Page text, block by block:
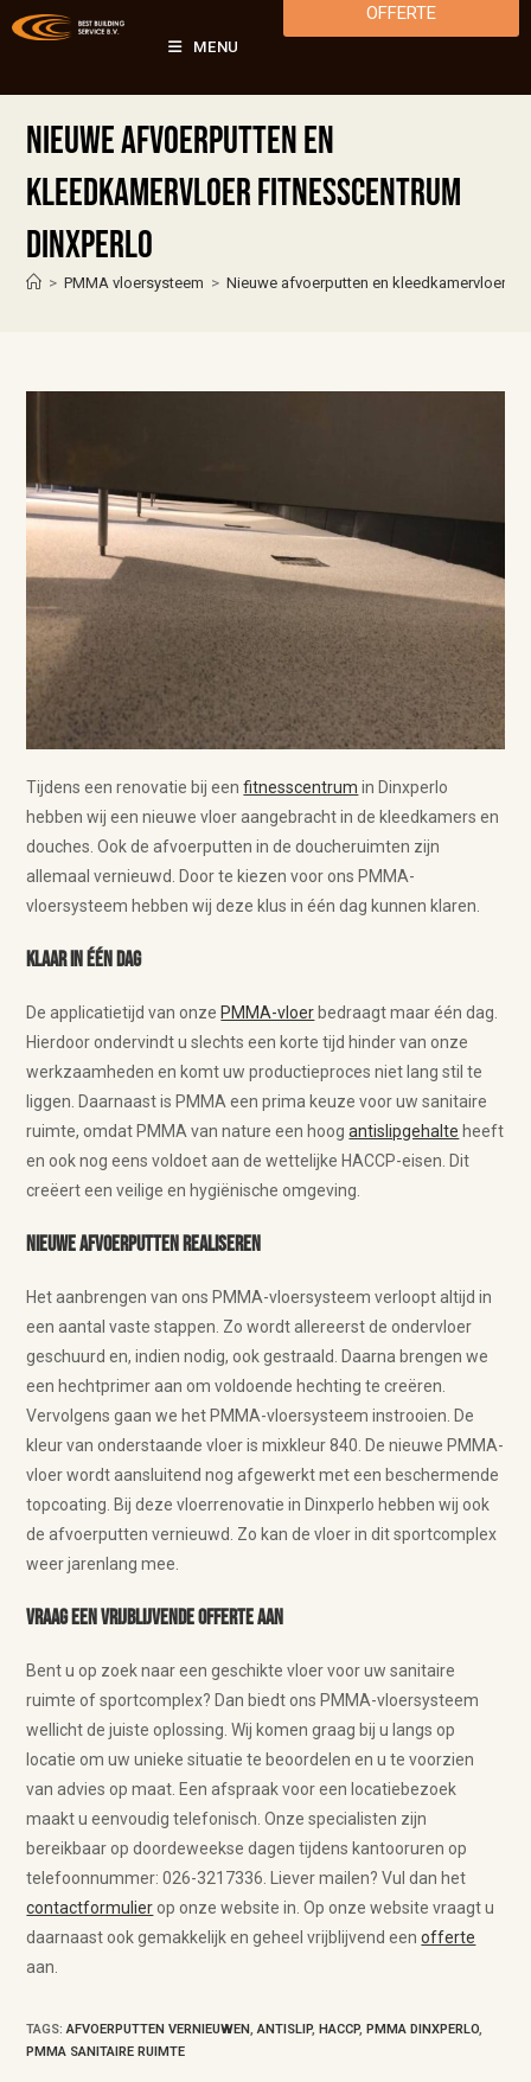
MENU
OFFERTE
Nieuwe afvoerputten en
kleedkamervloer fitnesscentrum
Dinxperlo
> PMMA vloersysteem > Nieuwe afvoerputten en kleedkamervloer
Tijdens een renovatie bij eenfitnesscentrum in Dinxperlo
hebben wij een nieuwe vloer aangebracht in de kleedkamers en
douches. Ook de afvoerputten in de doucheruimten zijn
allemaal vernieuwd. Door te kiezen voor ons PMMA-
vloersysteem hebben wij deze klus in één dag kunnen klaren.
Klaar in één dag
De applicatietijd van onze PMMA-vloer bedraagt maar één dag.
Hierdoor ondervindt u slechts een korte tijd hinder van onze
werkzaamheden en komt uw productieproces niet lang stil te
liggen. Daarnaast is PMMA een prima keuze voor uw sanitaire
ruimte, omdat PMMA van nature een hoogantislipgehalte heeft
en ook nog eens voldoet aan de wettelijke HACCP-eisen. Dit
creëert een veilige en hygiënische omgeving.
Nieuwe afvoerputten realiseren
Het aanbrengen van ons PMMA-vloersysteem verloopt altijd in
een aantal vaste stappen. Zo wordt allereerst de ondervloer
geschuurd en, indien nodig, ook gestraald. Daarna brengen we
een hechtprimer aan om voldoende hechting te creëren.
Vervolgens gaan we het PMMA-vloersysteem instrooien. De
kleur van onderstaande vloer is mixkleur 840. De nieuwe PMMA-
vloer wordt aansluitend nog afgewerkt met een beschermende
topcoating. Bij deze vloerrenovatie in Dinxperlo hebben wij ook
de afvoerputten vernieuwd. Zo kan de vloer in dit sportcomplex
weer jarenlang mee.
Vraag een vrijblijvende offerte aan
Bent u op zoek naar een geschikte vloer voor uw sanitaire
ruimte of sportcomplex? Dan biedt ons PMMA-vloersysteem
wellicht de juiste oplossing. Wij komen graag bij u langs op
locatie om uw unieke situatie te beoordelen en u te voorzien
van advies op maat. Een afspraak voor een locatiebezoek
maakt u eenvoudig telefonisch. Onze specialisten zijn
bereikbaar op doordeweekse dagen tijdens kantooruren op
telefoonnummer: 026-3217336. Liever mailen? Vul dan het
contactformulierop onze website in. Op onze website vraagt u
daarnaast ook gemakkelijk en geheel vrijblijvend eenofferte
aan.
TAGS:AFVOERPUTTEN VERNIEUWEN, ANTISLIP, HACCP, PMMA DINXPERLO,
PMMA SANITAIRE RUIMTE